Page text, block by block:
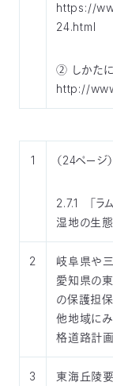
https://
24.html
② しかた
http://
1 （24ページ）
2.7.1 「ラ
湿地の生
2
岐阜県や
愛知県の
の保護担
他地域に
格道路計
3
東海丘陵